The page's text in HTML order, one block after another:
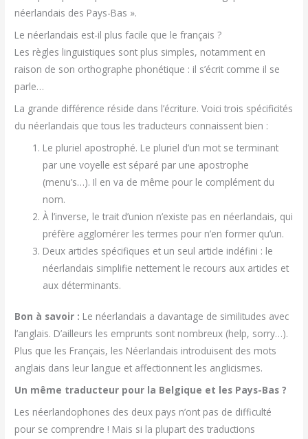
néerlandais des Pays-Bas ».
Le néerlandais est-il plus facile que le français ?
Les règles linguistiques sont plus simples, notamment en
raison de son orthographe phonétique : il s’écrit comme il se
parle…
La grande différence réside dans l’écriture. Voici trois spécificités
du néerlandais que tous les traducteurs connaissent bien :
Le pluriel apostrophé. Le pluriel d’un mot se terminant
par une voyelle est séparé par une apostrophe
(menu’s…). Il en va de même pour le complément du
nom.
À l’inverse, le trait d’union n’existe pas en néerlandais, qui
préfère agglomérer les termes pour n’en former qu’un.
Deux articles spécifiques et un seul article indéfini : le
néerlandais simplifie nettement le recours aux articles et
aux déterminants.
Bon à savoir : Le néerlandais a davantage de similitudes avec
l’anglais. D’ailleurs les emprunts sont nombreux (help, sorry…).
Plus que les Français, les Néerlandais introduisent des mots
anglais dans leur langue et affectionnent les anglicismes.
Un même traducteur pour la Belgique et les Pays-Bas ?
Les néerlandophones des deux pays n’ont pas de difficulté
pour se comprendre ! Mais si la plupart des traductions